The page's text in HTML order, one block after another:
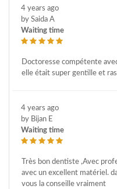
4 years ago
by Saida A
Waiting time
Doctoresse compétente
elle était super gentille et
4 years ago
by Bijan E
Waiting time
Très bon dentiste ,Avec
avec un excellent matériel.
vous la conseille vraiment